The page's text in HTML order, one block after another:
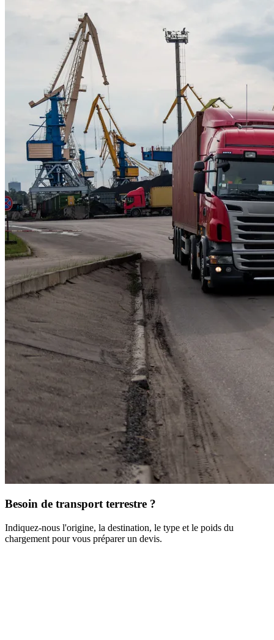
Besoin de transport terrestre ?
Indiquez-nous l'origine, la destination, le type et le poids du
chargement pour vous préparer un devis.